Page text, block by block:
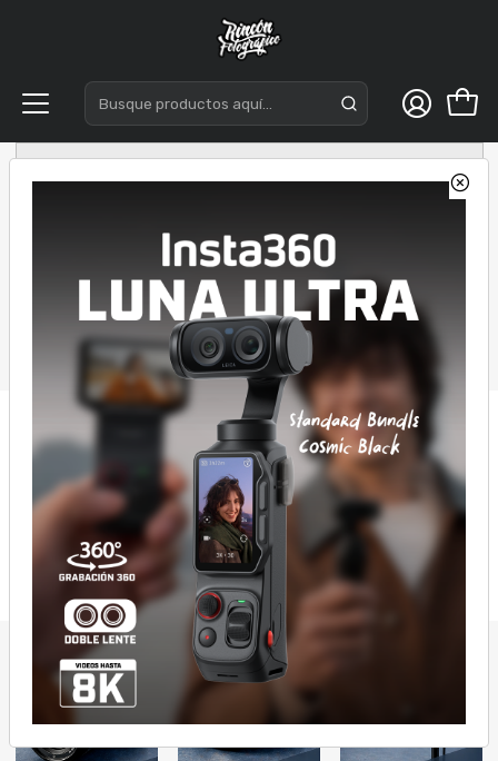
Pagando con
MercadoPago
Hasta12Cuotas sin
interés
Pagos Seguros
Pagos seguros y
protegidos